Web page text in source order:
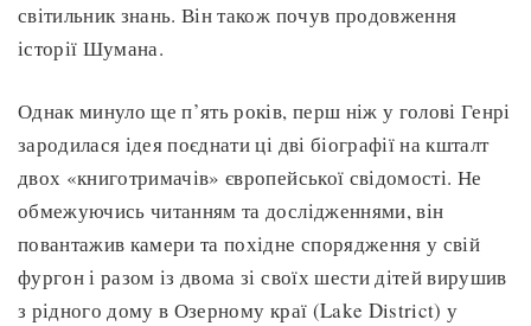
світильник знань. Він також почув продовження
історії Шумана.
Однак минуло ще п’ять років, перш ніж у голові Генрі
зародилася ідея поєднати ці дві біографії на кшталт
двох «книготримачів» європейської свідомості. Не
обмежуючись читанням та дослідженнями, він
повантажив камери та похідне спорядження у свій
фургон і разом із двома зі своїх шести дітей вирушив
з рідного дому в Озерному краї (Lake District) у